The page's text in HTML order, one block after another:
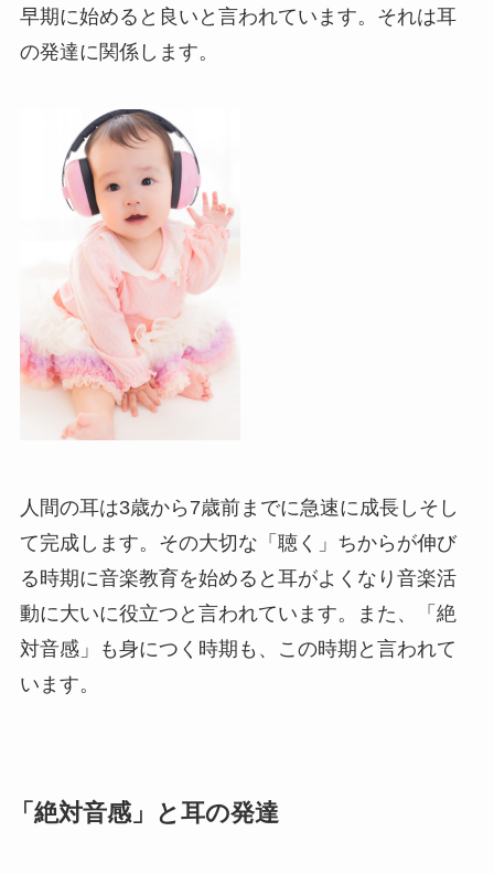
早期に始めると良いと言われています。それは耳
の発達に関係します。
人間の耳は3歳から7歳前までに急速に成長しそし
て完成します。その大切な「聴く」ちからが伸び
る時期に音楽教育を始めると耳がよくなり音楽活
動に大いに役立つと言われています。また、「絶
対音感」も身につく時期も、この時期と言われて
います。
「絶対音感」と耳の発達